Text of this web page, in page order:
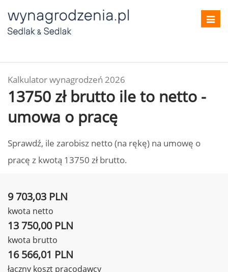
Kalkulator wynagrodzeń 2026
13750 zł brutto ile to netto -
umowa o pracę
Sprawdź, ile zarobisz netto (na rękę) na umowę o
pracę z kwotą 13750 zł brutto.
9 703,03 PLN
kwota netto
13 750,00 PLN
kwota brutto
16 566,01 PLN
łączny koszt pracodawcy